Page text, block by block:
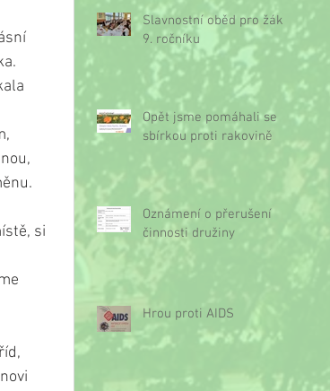
si
Slavnostní oběd pro žáky
9. ročníku
Opět jsme pomáhali se
sbírkou proti rakovině
Oznámení o přerušení
činnosti družiny
Hrou proti AIDS